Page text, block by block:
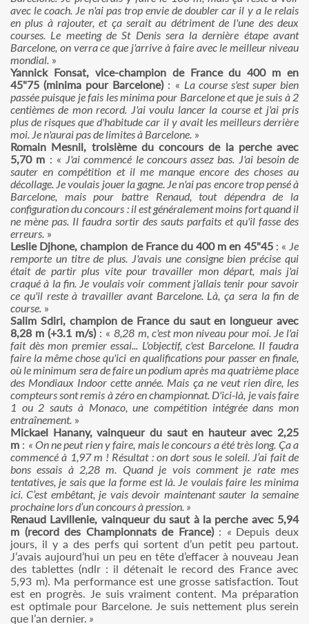
avec le coach. Je n'ai pas trop envie de doubler car il y a le relais
en plus à rajouter, et ça serait au détriment de l'une des deux
courses. Le meeting de St Denis sera la dernière étape avant
Barcelone, on verra ce que j'arrive à faire avec le meilleur niveau
mondial. »
Yannick Fonsat, vice-champion de France du 400 m en
45"75 (minima pour Barcelone): « La course s'est super bien
passée puisque je fais les minima pour Barcelone et que je suis à 2
centièmes de mon record. J'ai voulu lancer la course et j'ai pris
plus de risques que d'habitude car il y avait les meilleurs derrière
moi. Je n'aurai pas de limites à Barcelone. »
Romain Mesnil, troisième du concours de la perche avec
5,70 m : « J'ai commencé le concours assez bas. J'ai besoin de
sauter en compétition et il me manque encore des choses au
décollage. Je voulais jouer la gagne. Je n'ai pas encore trop pensé à
Barcelone, mais pour battre Renaud, tout dépendra de la
configuration du concours : il est généralement moins fort quand il
ne mène pas. Il faudra sortir des sauts parfaits et qu'il fasse des
erreurs. »
Leslie Djhone, champion de France du 400 m en 45"45: « Je
remporte un titre de plus. J'avais une consigne bien précise qui
était de partir plus vite pour travailler mon départ, mais j'ai
craqué à la fin. Je voulais voir comment j'allais tenir pour savoir
ce qu'il reste à travailler avant Barcelone. Là, ça sera la fin de
course. »
Salim Sdiri, champion de France du saut en longueur avec
8,28 m (+3.1 m/s): «8,28 m, c'est mon niveau pour moi. Je l'ai
fait dès mon premier essai... L'objectif, c'est Barcelone. Il faudra
faire la même chose qu'ici en qualifications pour passer en finale,
où le minimum sera de faire un podium après ma quatrième place
des Mondiaux Indoor cette année. Mais ça ne veut rien dire, les
compteurs sont remis à zéro en championnat. D'ici-là, je vais faire
1 ou 2 sauts à Monaco, une compétition intégrée dans mon
entraînement. »
Mickael Hanany, vainqueur du saut en hauteur avec 2,25
m : « On ne peut rien y faire, mais le concours a été très long. Ça a
commencé à 1,97 m ! Résultat : on dort sous le soleil. J’ai fait de
bons essais à 2,28 m. Quand je vois comment je rate mes
tentatives, je sais que la forme est là. Je voulais faire les minima
ici. C’est embêtant, je vais devoir maintenant sauter la semaine
prochaine lors d’un concours à pression. »
Renaud Lavillenie, vainqueur du saut à la perche avec 5,94
m (record des Championnats de France): « Depuis deux
jours, il y a des perfs qui sortent d’un petit peu partout.
J’avais aujourd’hui un peu en tête d’effacer à nouveau Jean
des tablettes (ndlr : il détenait le record des France avec
5,93 m). Ma performance est une grosse satisfaction. Tout
est en progrès. Je suis vraiment content. Ma préparation
est optimale pour Barcelone. Je suis nettement plus serein
que l’an dernier. »